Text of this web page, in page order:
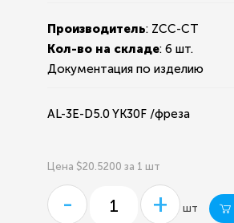
Производитель: ZCC-CT
Кол-во на складе:6 шт.
Документация по изделию
AL-3E-D5.0 YK30F /фреза
Цена $20.5200 за 1 шт
- + шт